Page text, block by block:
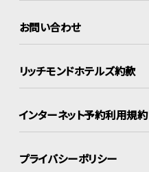
お問い合わせ
リッチモンドホテルズ約款
インターネット予約利用規約
プライバシーポリシー